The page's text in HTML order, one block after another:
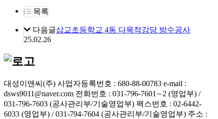
목록
다음글삽교초등학교 4동 다목적강당 방수공사
25.02.26
대성이앤씨(주) 사업자등록번호 : 680-88-00783 e-mail :
dsws9011@naver.com 전화번호 : 031-796-7601∼2 (영업부) /
031-796-7603 (공사관리부/기술영업부) 팩스번호 : 02-6442-
6033 (영업부) / 031-794-7604 (공사관리부/기술영업부) 주소 :